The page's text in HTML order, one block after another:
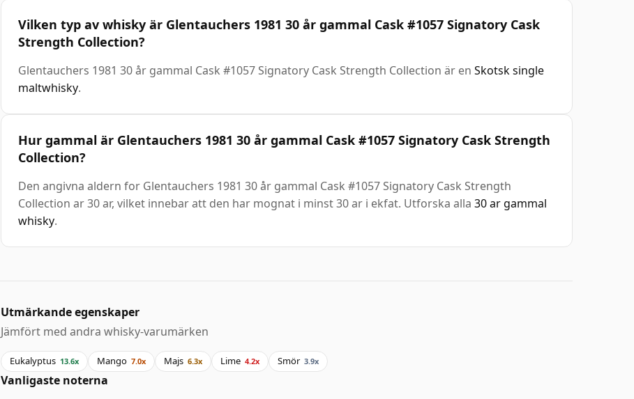
Vilken typ av whisky är Glentauchers 1981 30 år gammal Cask #1057 Signatory Cask
Strength Collection?
Glentauchers 1981 30 år gammal Cask #1057 Signatory Cask Strength Collection är en Skotsk single
maltwhisky.
Hur gammal är Glentauchers 1981 30 år gammal Cask #1057 Signatory Cask Strength
Collection?
Den angivna aldern for Glentauchers 1981 30 år gammal Cask #1057 Signatory Cask Strength
Collection ar 30 ar, vilket innebar att den har mognat i minst 30 ar i ekfat. Utforska alla 30 ar gammal
whisky.
Utmärkande egenskaper
Jämfört med andra whisky-varumärken
Eukalyptus 13.6x Mango 7.0x Majs 6.3x Lime 4.2x Smör 3.9x
Vanligaste noterna